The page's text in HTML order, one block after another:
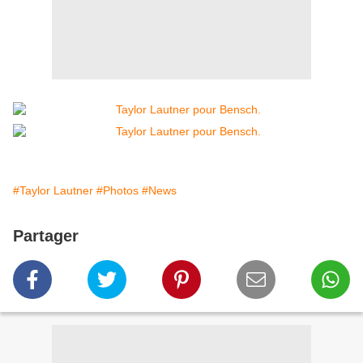
#Taylor Lautner #Photos #News
Partager